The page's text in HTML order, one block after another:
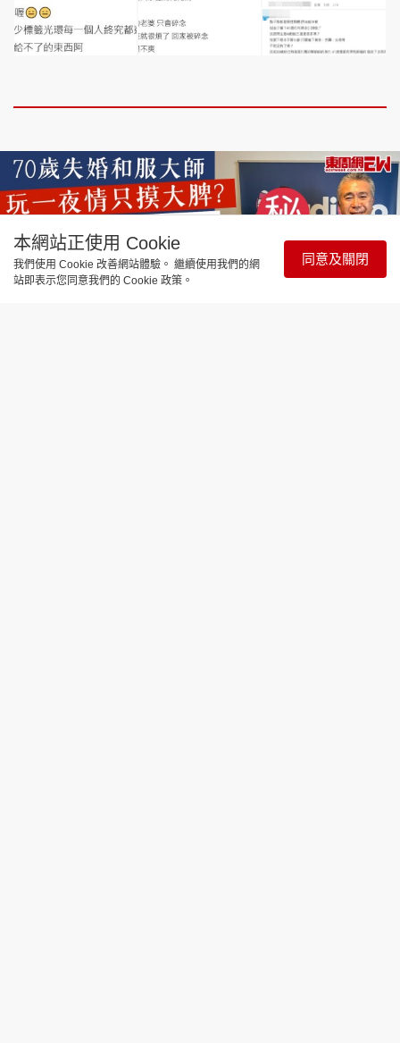
本網站正使用 Cookie
我們使用 Cookie 改善網站體驗。 繼續使用我們的網
站即表示您同意我們的 Cookie 政策。
同意及關閉